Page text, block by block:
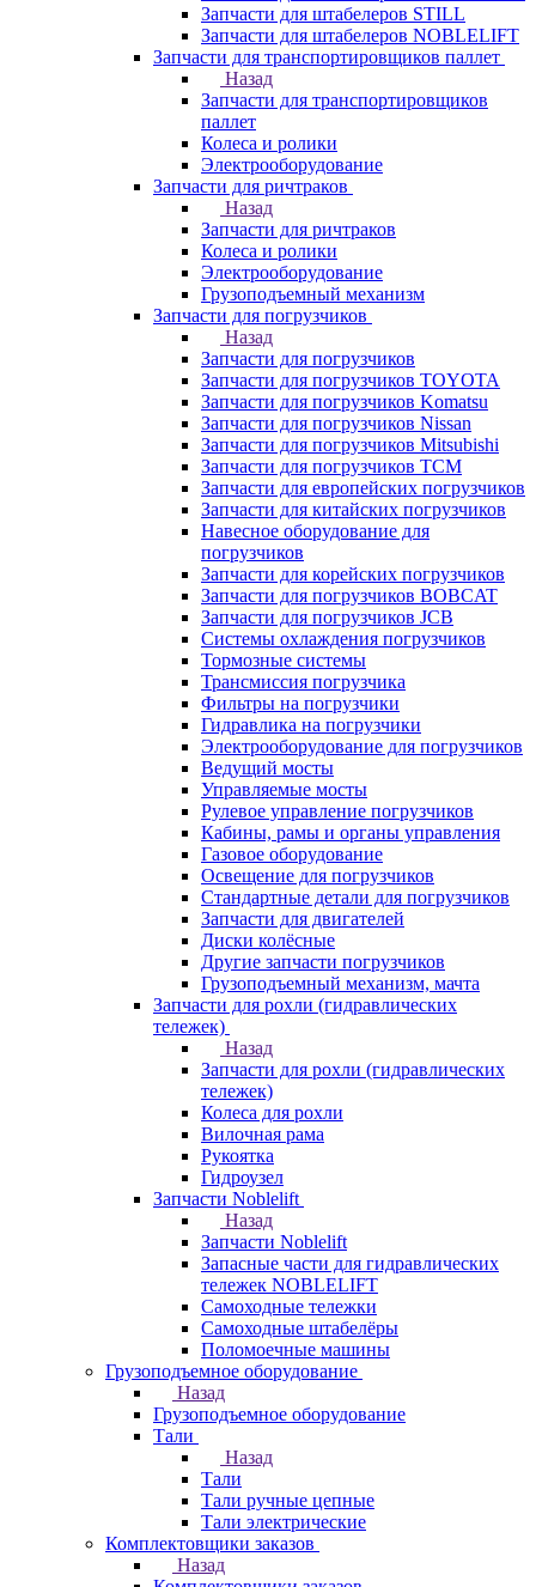
Запчасти для штабелеров STILL
Запчасти для штабелеров NOBLELIFT
Запчасти для транспортировщиков паллет
Назад
Запчасти для транспортировщиков
паллет
Колеса и ролики
Электрооборудование
Запчасти для ричтраков
Назад
Запчасти для ричтраков
Колеса и ролики
Электрооборудование
Грузоподъемный механизм
Запчасти для погрузчиков
Назад
Запчасти для погрузчиков
Запчасти для погрузчиков TOYOTA
Запчасти для погрузчиков Komatsu
Запчасти для погрузчиков Nissan
Запчасти для погрузчиков Mitsubishi
Запчасти для погрузчиков TCM
Запчасти для европейских погрузчиков
Запчасти для китайских погрузчиков
Навесное оборудование для
погрузчиков
Запчасти для корейских погрузчиков
Запчасти для погрузчиков BOBCAT
Запчасти для погрузчиков JCB
Системы охлаждения погрузчиков
Тормозные системы
Трансмиссия погрузчика
Фильтры на погрузчики
Гидравлика на погрузчики
Электрооборудование для погрузчиков
Ведущий мосты
Управляемые мосты
Рулевое управление погрузчиков
Кабины, рамы и органы управления
Газовое оборудование
Освещение для погрузчиков
Стандартные детали для погрузчиков
Запчасти для двигателей
Диски колёсные
Другие запчасти погрузчиков
Грузоподъемный механизм, мачта
Запчасти для рохли (гидравлических
тележек)
Назад
Запчасти для рохли (гидравлических
тележек)
Колеса для рохли
Вилочная рама
Рукоятка
Гидроузел
Запчасти Noblelift
Назад
Запчасти Noblelift
Запасные части для гидравлических
тележек NOBLELIFT
Самоходные тележки
Самоходные штабелёры
Поломоечные машины
Грузоподъемное оборудование
Назад
Грузоподъемное оборудование
Тали
Назад
Тали
Тали ручные цепные
Тали электрические
Комплектовщики заказов
Назад